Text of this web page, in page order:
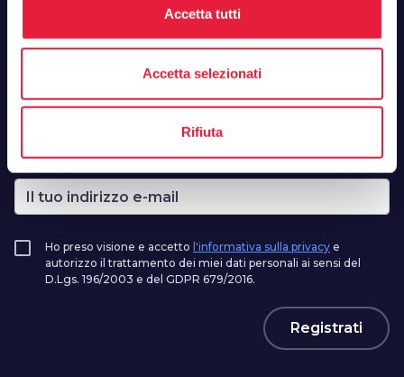
Accetta tutti
Accetta selezionati
Rifiuta
la tua Toscana, la tua newsletter
Zero spam, solo buone idee. Iscriviti, ci vediamo
una volta al mese.
Nome*
Ho preso visione e accetto l'informativa sulla privacy e
autorizzo il trattamento dei miei dati personali ai sensi del
D.Lgs. 196/2003 e del GDPR 679/2016.
Registrati